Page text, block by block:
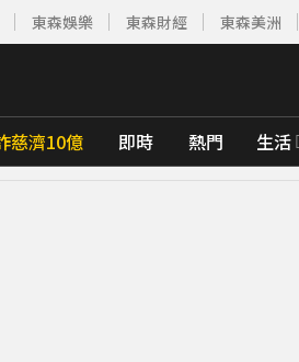
東森娛樂 東森財經 東森美洲
慈濟10億 即時 熱門 生活